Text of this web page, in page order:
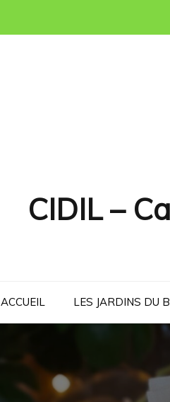
CIDIL –
ACCUEIL LES JARDINS DU